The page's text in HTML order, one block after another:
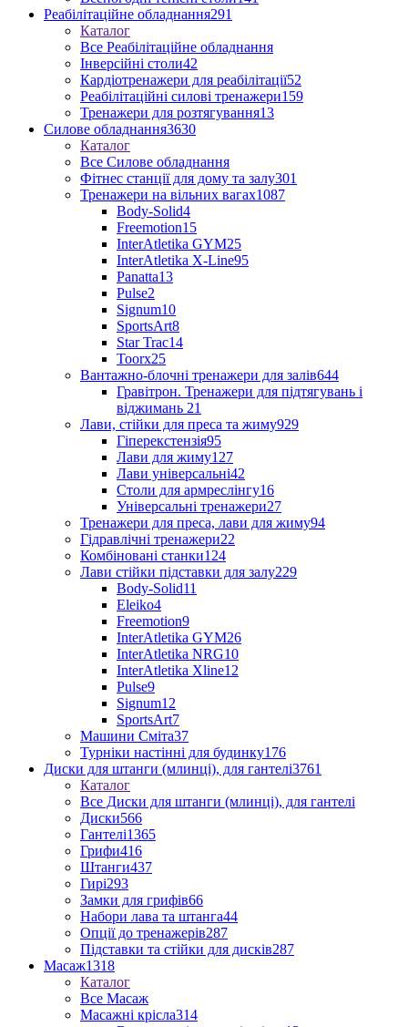
Реабілітаційне обладнання291
Каталог
Все Реабілітаційне обладнання
Інверсійні столи42
Кардіотренажери для реабілітації52
Реабілітаційні силові тренажери159
Тренажери для розтягування13
Силове обладнання3630
Каталог
Все Силове обладнання
Фітнес станції для дому та залу301
Тренажери на вільних вагах1087
Body-Solid4
Freemotion15
InterAtletika GYM25
InterAtletika X-Line95
Panatta13
Pulse2
Signum10
SportsArt8
Star Trac14
Toorx25
Вантажно-блочні тренажери для залів644
Гравітрон. Тренажери для підтягувань і
віджимань 21
Лави, стійки для преса та жиму929
Гіперекстензія95
Лави для жиму127
Лави універсальні42
Столи для армреслінгу16
Універсальні тренажери27
Тренажери для преса, лави для жиму94
Гідравлічні тренажери22
Комбіновані станки124
Лави стійки підставки для залу229
Body-Solid11
Eleiko4
Freemotion9
InterAtletika GYM26
InterAtletika NRG10
InterAtletika Xline12
Pulse9
Signum12
SportsArt7
Машини Сміта37
Турніки настінні для будинку176
Диски для штанги (млинці), для гантелі3761
Каталог
Все Диски для штанги (млинці), для гантелі
Диски566
Гантелі1365
Грифи416
Штанги437
Гирі293
Замки для грифів66
Набори лава та штанга44
Опції до тренажерів287
Підставки та стійки для дисків287
Масаж1318
Каталог
Все Масаж
Масажні крісла314